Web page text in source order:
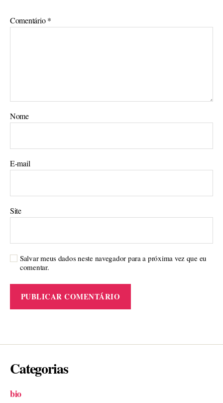
Comentário*
Nome
E-mail
Site
Salvar meus dados neste navegador para a próxima vez que eu
comentar.
Categorias
bio